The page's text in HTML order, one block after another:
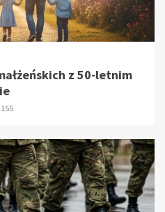
z 50-letnim
155